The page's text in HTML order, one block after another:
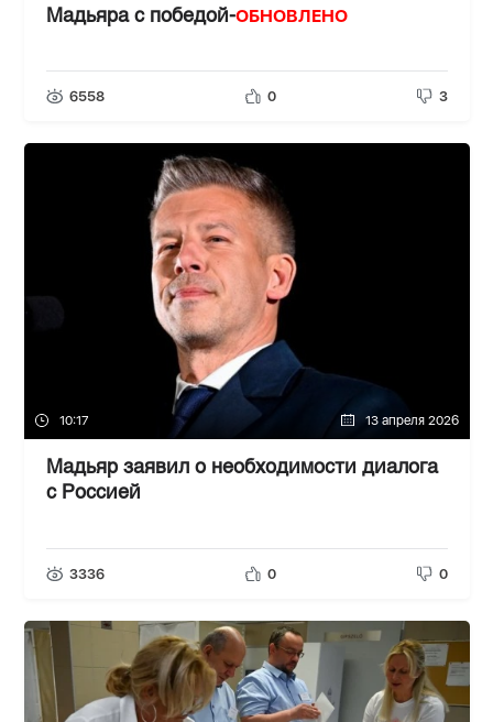
Мадьяра с победой-ОБНОВЛЕНО
6558 0 3
10:17 13 апреля 2026
Мадьяр заявил о необходимости диалога
с Россией
3336 0 0